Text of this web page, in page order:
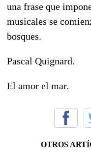
una frase que
musicales se
bosques.
Pascal Quignard.
El amor el mar.
OTROS